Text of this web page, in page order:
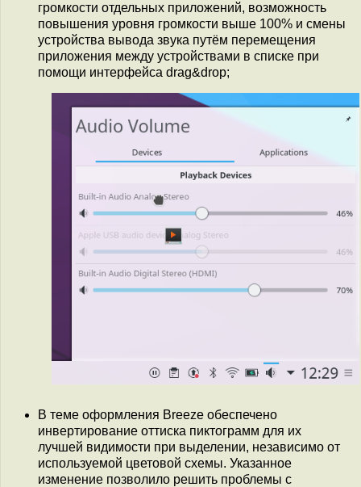
громкости отдельных приложений, возможность
повышения уровня громкости выше 100% и смены
устройства вывода звука путём перемещения
приложения между устройствами в списке при
помощи интерфейса drag&drop;
В теме оформления Breeze обеспечено
инвертирование оттиска пиктограмм для их
лучшей видимости при выделении, независимо от
используемой цветовой схемы. Указанное
изменение позволило решить проблемы с